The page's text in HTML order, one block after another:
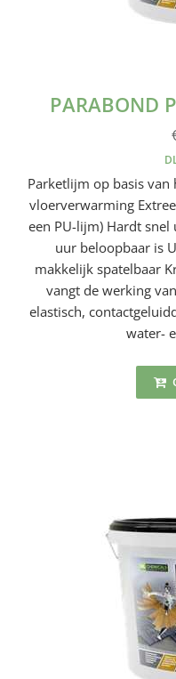
PARABOND
Parketlijm op basis
vloerverwarming
een PU-lijm) Hardt
uur beloopbaar is
makkelijk spatelbaar
vangt de werking
elastisch,
water-